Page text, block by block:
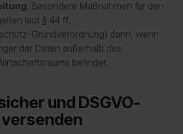
. Besondere Maßnahmen für den
laut § 44 ff.
Grundverordnung) dann, wenn
der Daten außerhalb des
befindet.
und DSGVO-